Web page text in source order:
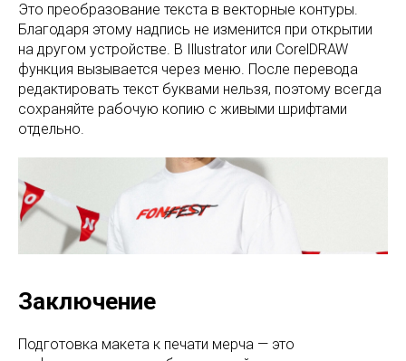
Это преобразование текста в векторные контуры.
Благодаря этому надпись не изменится при открытии
на другом устройстве. В Illustrator или CorelDRAW
функция вызывается через меню. После перевода
редактировать текст буквами нельзя, поэтому всегда
сохраняйте рабочую копию с живыми шрифтами
отдельно.
Заключение
Подготовка макета к печати мерча — это
Каталог
Готовые позиции под
нанесение